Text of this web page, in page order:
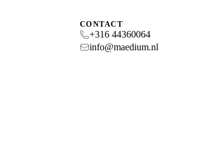
CONTACT
+316 44360064
info@maedium.nl